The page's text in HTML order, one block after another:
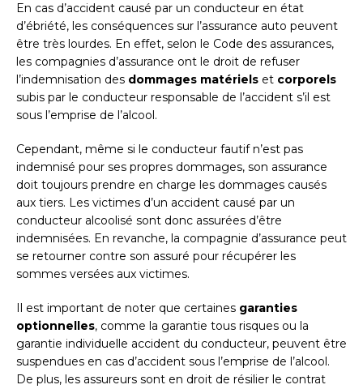
En cas d’accident causé par un conducteur en état
d’ébriété, les conséquences sur l’assurance auto peuvent
être très lourdes. En effet, selon le Code des assurances,
les compagnies d’assurance ont le droit de refuser
l’indemnisation des dommages matériels et corporels
subis par le conducteur responsable de l’accident s’il est
sous l’emprise de l’alcool.
Cependant, même si le conducteur fautif n’est pas
indemnisé pour ses propres dommages, son assurance
doit toujours prendre en charge les dommages causés
aux tiers. Les victimes d’un accident causé par un
conducteur alcoolisé sont donc assurées d’être
indemnisées. En revanche, la compagnie d’assurance peut
se retourner contre son assuré pour récupérer les
sommes versées aux victimes.
Il est important de noter que certaines garanties
optionnelles, comme la garantie tous risques ou la
garantie individuelle accident du conducteur, peuvent être
suspendues en cas d’accident sous l’emprise de l’alcool.
De plus, les assureurs sont en droit de résilier le contrat